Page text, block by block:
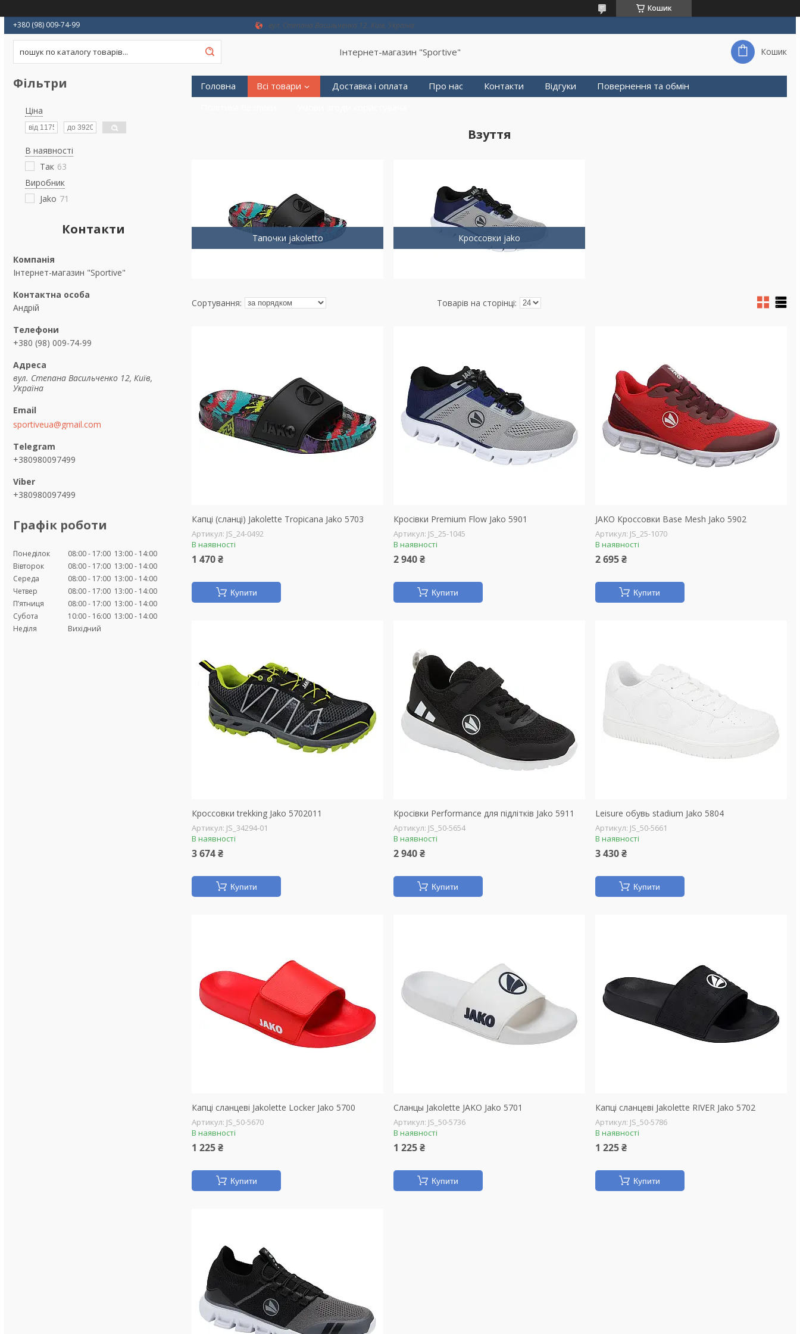
Кошик
+380 (98) 009-74-99
вул. Степана Васильченко 12, Київ, Україна
Інтернет-магазин "Sportive" Кошик
Фільтри
Ціна
В наявності
Так 63
Виробник
Jako 71
Контакти
Інтернет-магазин "Sportive"
Андрій
+380 (98) 009-74-99
вул. Степана Васильченко 12, Київ,
Україна
sportiveua@gmail.com
+380980097499
+380980097499
Графік роботи
Понеділок 08:00 17:00 13:00
14:00
Вівторок
08:00 17:00 13:00
14:00
Середа
08:00 17:00 13:00
14:00
Четвер
08:00 17:00 13:00
14:00
Пʼятниця
08:00 17:00 13:00
14:00
Субота
10:00 16:00 13:00
14:00
Неділя
Вихідний
Головна Всі товари Доставка і оплата Про нас Контакти Відгуки
Повернення та обмін
Взуття
Тапочки jakoletto Кроссовки jako
Капці (сланці) Jakolette Tropicana Jako 5703
JS_24-0492
В наявності
1 470 ₴
Купити
Кросівки Premium Flow Jako 5901
JS_25-1045
В наявності
2 940 ₴
Купити
JAKO Кроссовки Base Mesh Jako 5902
JS_25-1070
В наявності
2 695 ₴
Купити
Кроссовки trekking Jako 5702011
JS_34294-01
В наявності
3 674 ₴
Купити
Кросівки Performance для підлітків Jako 5911
JS_50-5654
В наявності
2 940 ₴
Купити
Leisure обувь stadium Jako 5804
JS_50-5661
В наявності
3 430 ₴
Купити
Капці сланцеві Jakolette Locker Jako 5700
JS_50-5670
В наявності
1 225 ₴
Купити
Сланцы Jakolette JAKO Jako 5701
JS_50-5736
В наявності
1 225 ₴
Купити
Капці сланцеві Jakolette RIVER Jako 5702
JS_50-5786
В наявності
1 225 ₴
Купити